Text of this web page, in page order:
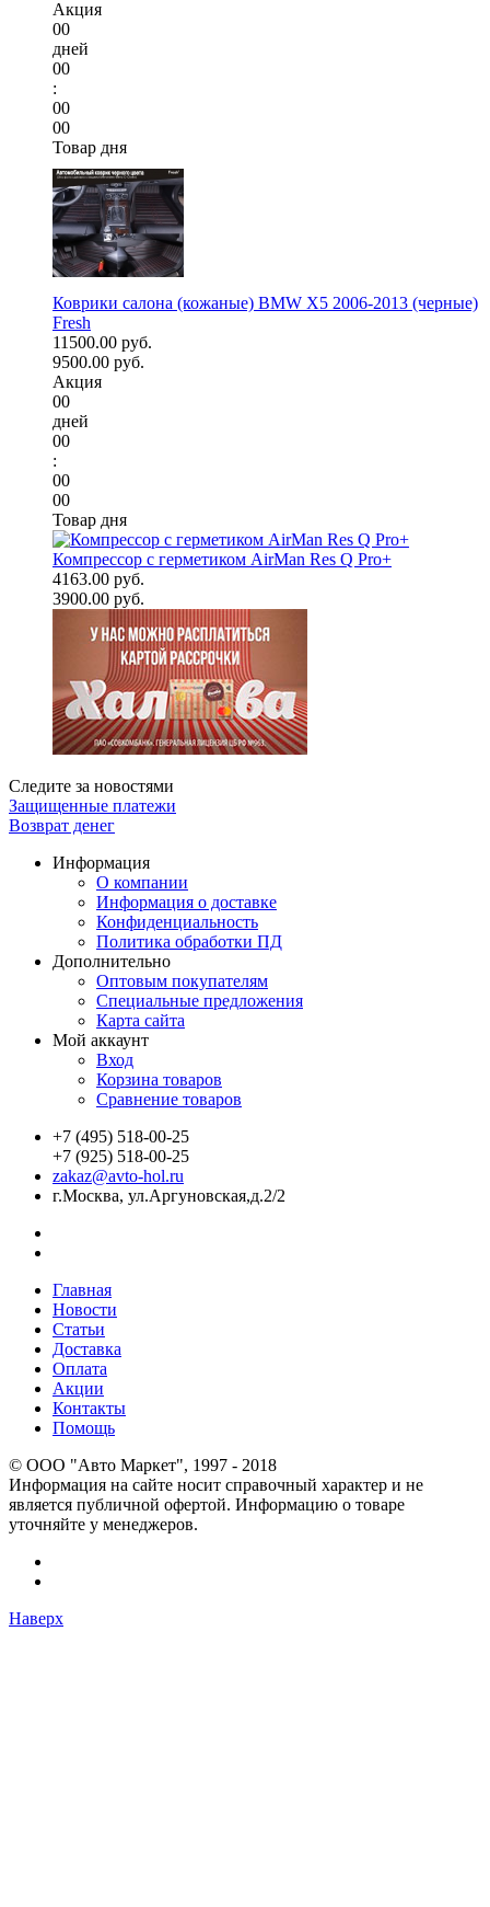
Акция
00
дней
00
:
00
00
Товар дня
Коврики салона (кожаные) BMW X5 2006-2013 (черные)
Fresh
11500.00 руб.
9500.00 руб.
Акция
00
дней
00
:
00
00
Товар дня
Компрессор с герметиком AirMan Res Q Pro+
4163.00 руб.
3900.00 руб.
Следите за новостями
Защищенные платежи
Возврат денег
Информация
О компании
Информация о доставке
Конфиденциальность
Политика обработки ПД
Дополнительно
Оптовым покупателям
Специальные предложения
Карта сайта
Мой аккаунт
Вход
Корзина товаров
Сравнение товаров
+7 (495) 518-00-25
+7 (925) 518-00-25
zakaz@avto-hol.ru
г.Москва, ул.Аргуновская,д.2/2
Главная
Новости
Статьи
Доставка
Оплата
Акции
Контакты
Помощь
© OOO "Авто Маркет", 1997 - 2018
Информация на сайте носит справочный характер и не
является публичной офертой. Информацию о товаре
уточняйте у менеджеров.
Наверх